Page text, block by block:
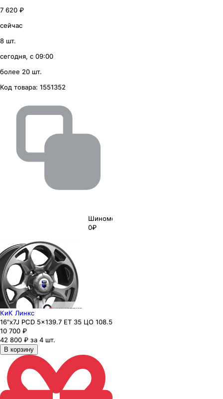
7 620 ₽
сейчас
8 шт.
сегодня, с 09:00
более 20 шт.
Код товара: 1551352
Шиномонтаж
0₽
КиК Линкс
16"x7J PCD 5x139.7 ЕТ 35 ЦО 108.5
10 700 ₽
42 800 ₽ за 4 шт.
В корзину